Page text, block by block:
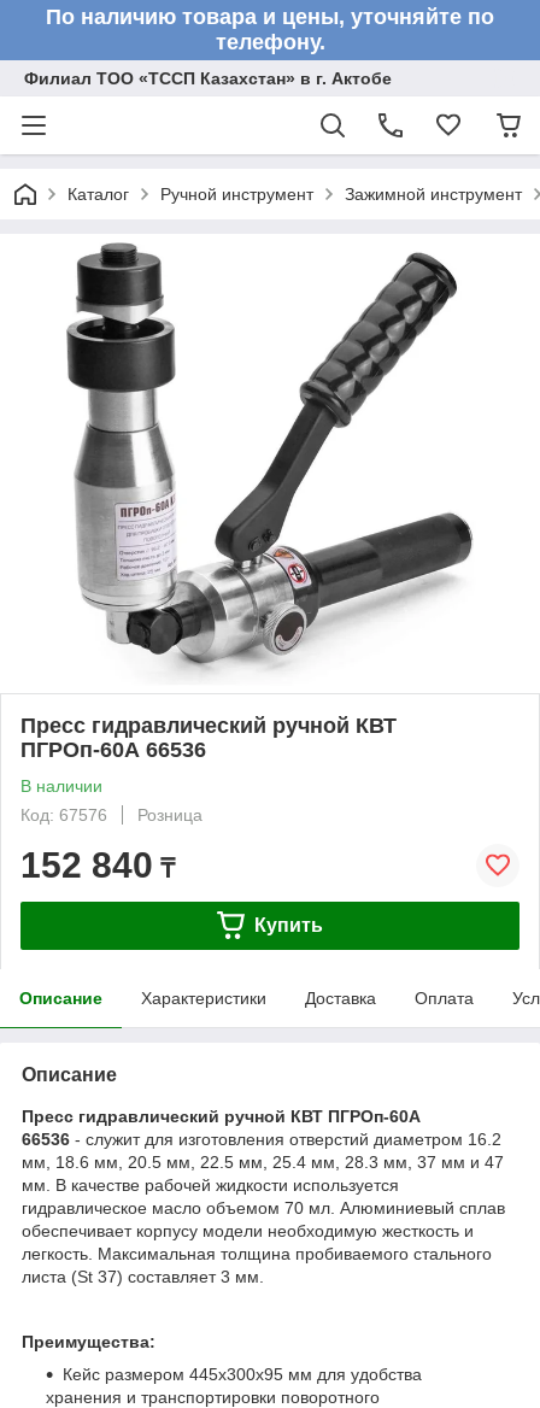
По наличию товара и цены, уточняйте по
телефону.
Филиал ТОО «ТССП Казахстан» в г. Актобе
Каталог Ручной инструмент Зажимной инструмент
Пресс гидравлический ручной КВТ
ПГРОп-60А 66536
В наличии
Код: 67576
Розница
152 840 ₸
Купить
Описание Характеристики Доставка Оплата
Описание
Пресс гидравлический ручной КВТ ПГРОп-60А
66536 - служит для изготовления отверстий диаметром 16.2
мм, 18.6 мм, 20.5 мм, 22.5 мм, 25.4 мм, 28.3 мм, 37 мм и 47
мм. В качестве рабочей жидкости используется
гидравлическое масло объемом 70 мл. Алюминиевый сплав
обеспечивает корпусу модели необходимую жесткость и
легкость. Максимальная толщина пробиваемого стального
листа (St 37) составляет 3 мм.
Преимущества:
Кейс размером 445х300х95 мм для удобства
хранения и транспортировки поворотного